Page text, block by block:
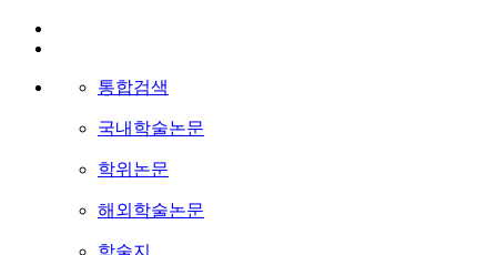
통합검색
국내학술논문
학위논문
해외학술논문